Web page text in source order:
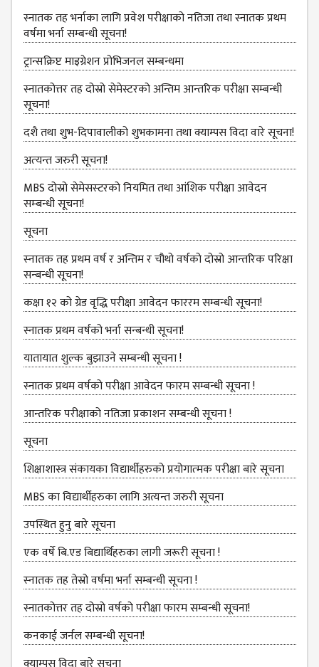
NEPALI
DEPARTMENT
ENGLISH
DEPARTMENT
HUMANITIES &
SOCIAL
SCIENCE
DEPARTMENT
EDUCATION
DEPARTMENT
MANAGEMENT
DEPARTMENT
FACULTY
MEMBERS
TEACHING
STAFFS
NON
TEACHING
STAFFS
COURSES
BACHELOR
MANAGEMENT(BBS)
EDUCATION(B.ED)
HUMANITIES (BA)
MASTER
EDUCATION(M.ED)
MANAGEMENT
(MBS)
ACADEMIC
स्नातक तह भर्नाका लागि प्रवेश परीक्षाको नतिजा तथा स्नातक प्रथम
वर्षमा भर्ना सम्बन्धी सूचना!
ट्रान्सक्रिप्ट माइग्रेशन प्रोभिजनल सम्बन्धमा
स्नातकोत्तर तह दोस्रो सेमेस्टरको अन्तिम आन्तरिक परीक्षा सम्बन्धी
सूचना!
दशै तथा शुभ-दिपावालीको शुभकामना तथा क्याम्पस विदा वारे सूचना!
अत्‍यन्‍त जरुरी सूचना!
MBS दोस्रो सेमेसस्‍टरको नियमित तथा आंशिक परीक्षा आवेदन
सम्‍बन्धी सूचना!
सूचना
स्‍नातक तह प्रथम वर्ष र अन्तिम र चौथो वर्षको दोस्रो आन्‍तरिक परिक्षा
सन्बन्धी सूचना!
कक्षा १२ को ग्रेड वृद्धि परीक्षा आवेदन फाररम सम्बन्धी सूचना!
स्नातक प्रथम वर्षको भर्ना सन्बन्धी सूचना!
यातायात शुल्‍क बुझाउने सम्बन्धी सूचना !
स्नातक प्रथम वर्षको परीक्षा आवेदन फारम सम्बन्धी सूचना !
आन्तरिक परीक्षाको नतिजा प्रकाशन सम्बन्धी सूचना !
सूचना
शिक्षाशास्त्र संकायका विद्यार्थीहरुको प्रयोगात्‍मक परीक्षा बारे सूचना
MBS का विद्यार्थीहरुका लागि अत्यन्त जरुरी सूचना
उपस्थित हुनु बारे सूचना
एक वर्षे बि.एड बिद्यार्थिहरुका लागी जरूरी सूचना !
स्‍नातक तह तेस्रो वर्षमा भर्ना सम्बन्धी सूचना !
स्नातकोत्तर तह दोस्रो वर्षको परीक्षा फारम सम्बन्धी सूचना!
कनकाई जर्नल सम्बन्धी सूचना!